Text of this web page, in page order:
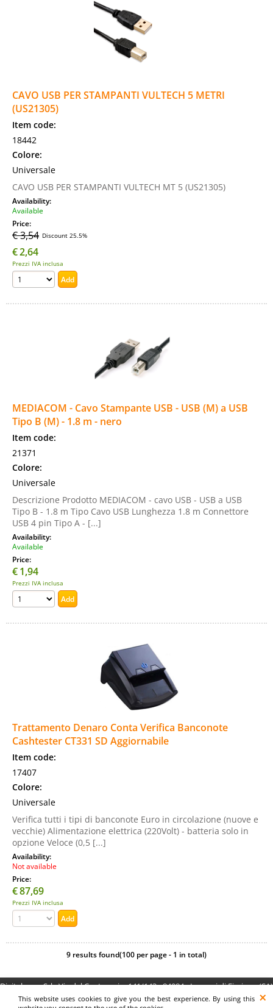
This website uses cookies to give you the best experience. By using this
CAVO USB PER STAMPANTI VULTECH 5 METRI
(US21305)
Item code:
18442
Colore:
Universale
CAVO USB PER STAMPANTI VULTECH MT 5 (US21305)
Availability:
Available
Price:
€ 3,54 Discount 25.5%
€2,64
Prezzi IVA inclusa
MEDIACOM - Cavo Stampante USB - USB (M) a USB
Tipo B (M) - 1.8 m - nero
Item code:
21371
Colore:
Universale
Descrizione Prodotto MEDIACOM - cavo USB - USB a USB
Tipo B - 1.8 m Tipo Cavo USB Lunghezza 1.8 m Connettore
USB 4 pin Tipo A - [...]
Availability:
Available
Price:
€1,94
Prezzi IVA inclusa
Trattamento Denaro Conta Verifica Banconote
Cashtester CT331 SD Aggiornabile
Item code:
17407
Colore:
Universale
Verifica tutti i tipi di banconote Euro in circolazione (nuove e
vecchie) Alimentazione elettrica (220Volt) - batteria solo in
opzione Veloce (0,5 [...]
Availability:
Not available
Price:
€87,69
Prezzi IVA inclusa
9 results found(100 per page - 1 in total)
Digitalrama Srl - Via del Centenario, 141/143 - 84084 - Lancusi di Fisciano (SA)
- P.IVA 05130560658 - digitalramasrl@pec.it G4AI1U8